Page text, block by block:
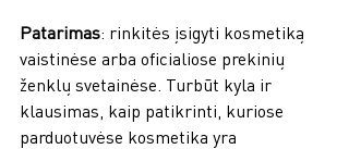
Patarimas: rinkitės įsigyti kosmetiką
vaistinėse arba oficialiose prekinių
ženklų svetainėse. Turbūt kyla ir
klausimas, kaip patikrinti, kuriose
parduotuvėse kosmetika yra